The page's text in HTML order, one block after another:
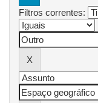
Filtros correntes: